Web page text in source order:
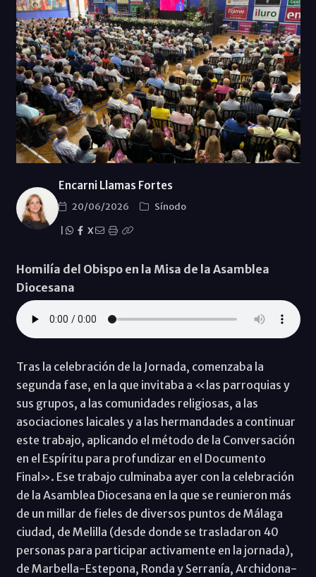
Encarni Llamas Fortes
20/06/2026
Sínodo
X
Homilía del Obispo en la Misa de la Asamblea
Diocesana
Tras la celebración de la Jornada, comenzaba la
segunda fase, en la que invitaba a «las parroquias y
sus grupos, a las comunidades religiosas, a las
asociaciones laicales y a las hermandades a continuar
este trabajo, aplicando el método de la Conversación
en el Espíritu para profundizar en el Documento
Final». Ese trabajo culminaba ayer con la celebración
de la Asamblea Diocesana en la que se reunieron más
de un millar de fieles de diversos puntos de Málaga
ciudad, de Melilla (desde donde se trasladaron 40
personas para participar activamente en la jornada),
de Marbella-Estepona, Ronda y Serranía, Archidona-